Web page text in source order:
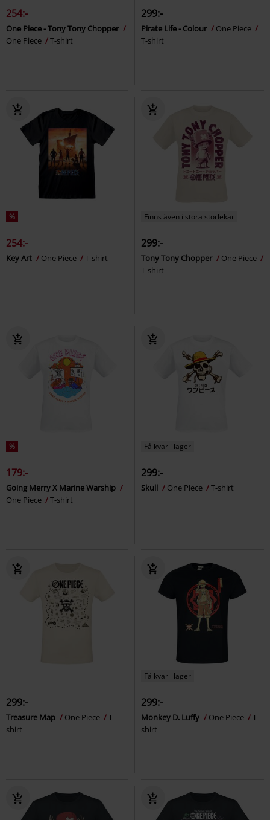
254:-
One Piece - Tony Tony Chopper
One Piece
T-shirt
299:-
Pirate Life - Colour
One Piece
T-shirt
%
254:-
Key Art One Piece T-shirt
Finns även i stora storlekar
299:-
Tony Tony Chopper
One Piece
T-shirt
%
179:-
Going Merry X Marine Warship
One Piece
T-shirt
Få kvar i lager
299:-
Skull One Piece T-shirt
299:-
Treasure Map One Piece
T-
shirt
Få kvar i lager
299:-
Monkey D. Luffy One Piece
T-
shirt